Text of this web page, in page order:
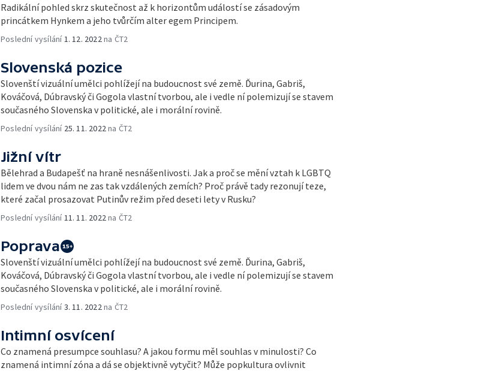
Radikální pohled skrz skutečnost až k horizontům událostí se zásadovým
princátkem Hynkem a jeho tvůrčím alter egem Principem.
Poslední vysílání1. 12. 2022na ČT2
Slovenská pozice
Slovenští vizuální umělci pohlížejí na budoucnost své země. Ďurina, Gabriš,
Kováčová, Dúbravský či Gogola vlastní tvorbou, ale i vedle ní polemizují se stavem
současného Slovenska v politické, ale i morální rovině.
Poslední vysílání 25. 11. 2022na ČT2
Jižní vítr
Bělehrad a Budapešť na hraně nesnášenlivosti. Jak a proč se mění vztah k LGBTQ
lidem ve dvou nám ne zas tak vzdálených zemích? Proč právě tady rezonují teze,
které začal prosazovat Putinův režim před deseti lety v Rusku?
Poslední vysílání11. 11. 2022na ČT2
Poprava
Slovenští vizuální umělci pohlížejí na budoucnost své země. Ďurina, Gabriš,
Kováčová, Dúbravský či Gogola vlastní tvorbou, ale i vedle ní polemizují se stavem
současného Slovenska v politické, ale i morální rovině.
Poslední vysílání3. 11. 2022na ČT2
Intimní osvícení
Co znamená presumpce souhlasu? A jakou formu měl souhlas v minulosti? Co
znamená intimní zóna a dá se objektivně vytyčit? Může popkultura ovlivnit